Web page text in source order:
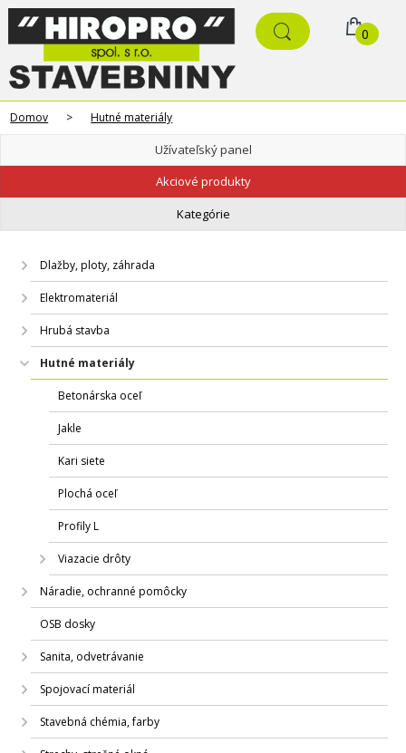
0
Domov > Hutné materiály
Užívateľský panel
Akciové produkty
Kategórie
Dlažby, ploty, záhrada
Elektromateriál
Hrubá stavba
Hutné materiály
Betonárska oceľ
Jakle
Kari siete
Plochá oceľ
Profily L
Viazacie drôty
Náradie, ochranné pomôcky
OSB dosky
Sanita, odvetrávanie
Spojovací materiál
Stavebná chémia, farby